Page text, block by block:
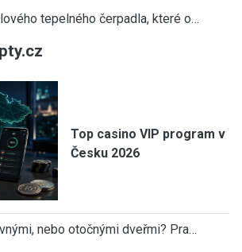
tepelného čerpadla, které o…
Top casino VIP program v
Česku 2026
nebo otočnými dveřmi? Pra…